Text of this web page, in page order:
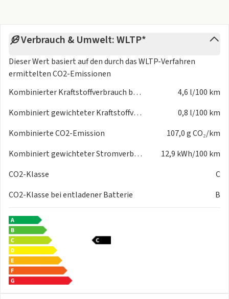
Verbrauch & Umwelt: WLTP*
Dieser Wert basiert auf den durch dasWLTP-Verfahren
ermittelten CO2-Emissionen
Kombinierter Kraftstoffverbrauch bei entladener Batterie
4,6 l/100 km
Kombiniert gewichteter Kraftstoffverbrauch
0,8 l/100 km
Kombinierte CO2-Emission
107,0 g CO₂/km
Kombiniert gewichteter Stromverbrauch
12,9 kWh/100 km
CO2-Klasse
C
CO2-Klasse bei entladener Batterie
B